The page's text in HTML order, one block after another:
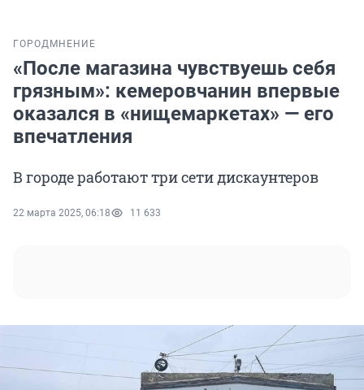
ГОРОД МНЕНИЕ
«После магазина чувствуешь себя
грязным»: кемеровчанин впервые
оказался в «нищемаркетах» — его
впечатления
В городе работают три сети дискаунтеров
22 марта 2025, 06:18 11 633